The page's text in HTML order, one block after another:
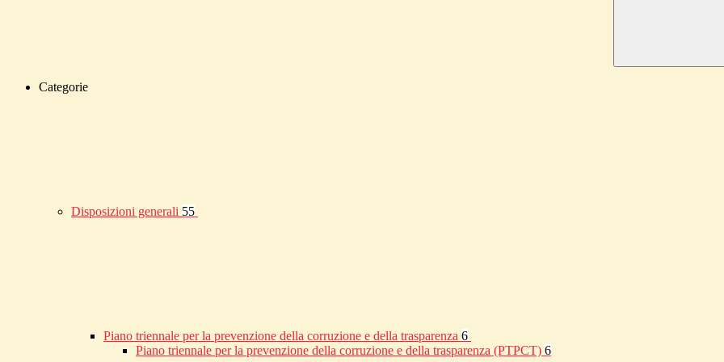
Categorie
Disposizioni generali 55
Piano triennale per la prevenzione della corruzione e della trasparenza 6
Piano triennale per la prevenzione della corruzione e della trasparenza (PTPCT) 6